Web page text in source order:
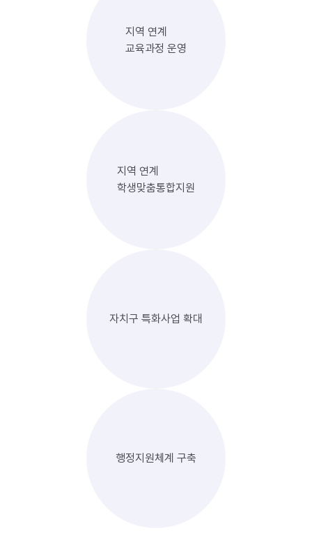
지역 연계
교육과정 운영
지역 연계
학생맞춤통합지원
자치구 특화사업 확대
행정지원체계 구축